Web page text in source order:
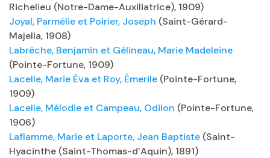
Richelieu (Notre-Dame-Auxiliatrice), 1909)
Joyal, Parmélie et Poirier, Joseph (Saint-Gérard-
Majella, 1908)
Labrèche, Benjamin et Gélineau, Marie Madeleine
(Pointe-Fortune, 1909)
Lacelle, Marie Éva et Roy, Émerile (Pointe-Fortune,
1909)
Lacelle, Mélodie et Campeau, Odilon (Pointe-Fortune,
1906)
Laflamme, Marie et Laporte, Jean Baptiste (Saint-
Hyacinthe (Saint-Thomas-d’Aquin), 1891)